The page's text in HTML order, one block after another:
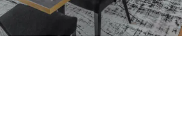
la conformité avec les